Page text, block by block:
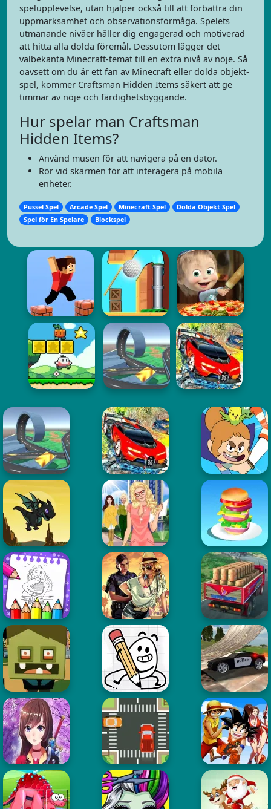
spelupplevelse, utan hjälper också till att förbättra din
uppmärksamhet och observationsförmåga. Spelets
utmanande nivåer håller dig engagerad och motiverad
att hitta alla dolda föremål. Dessutom lägger det
välbekanta Minecraft-temat till en extra nivå av nöje. Så
oavsett om du är ett fan av Minecraft eller dolda objekt-
spel, kommer Craftsman Hidden Items säkert att ge
timmar av nöje och färdighetsbyggande.
Hur spelar man Craftsman
Hidden Items?
Använd musen för att navigera på en dator.
Rör vid skärmen för att interagera på mobila
enheter.
Pussel Spel Arcade Spel Minecraft Spel
Dolda Objekt Spel
Spel för En Spelare
Blockspel